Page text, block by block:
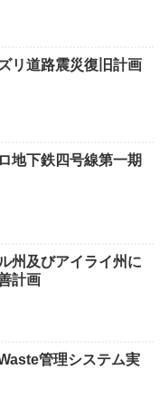
リ道路震災復旧計画
地下鉄四号線第一期
州及びアイライ州に
計画
管理システム実